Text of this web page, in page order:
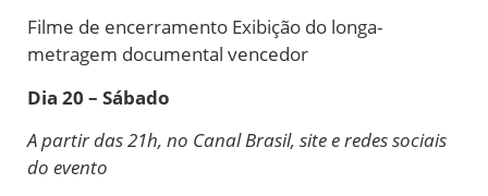
Filme de encerramento Exibição do longa-
metragem documental vencedor
Dia 20 – Sábado
A partir das 21h, no Canal Brasil, site e redes sociais
do evento